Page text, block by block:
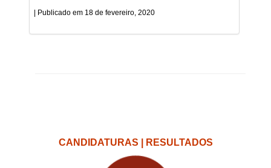
18 de fevereiro, 2020
CANDIDATURAS | RESULTADOS